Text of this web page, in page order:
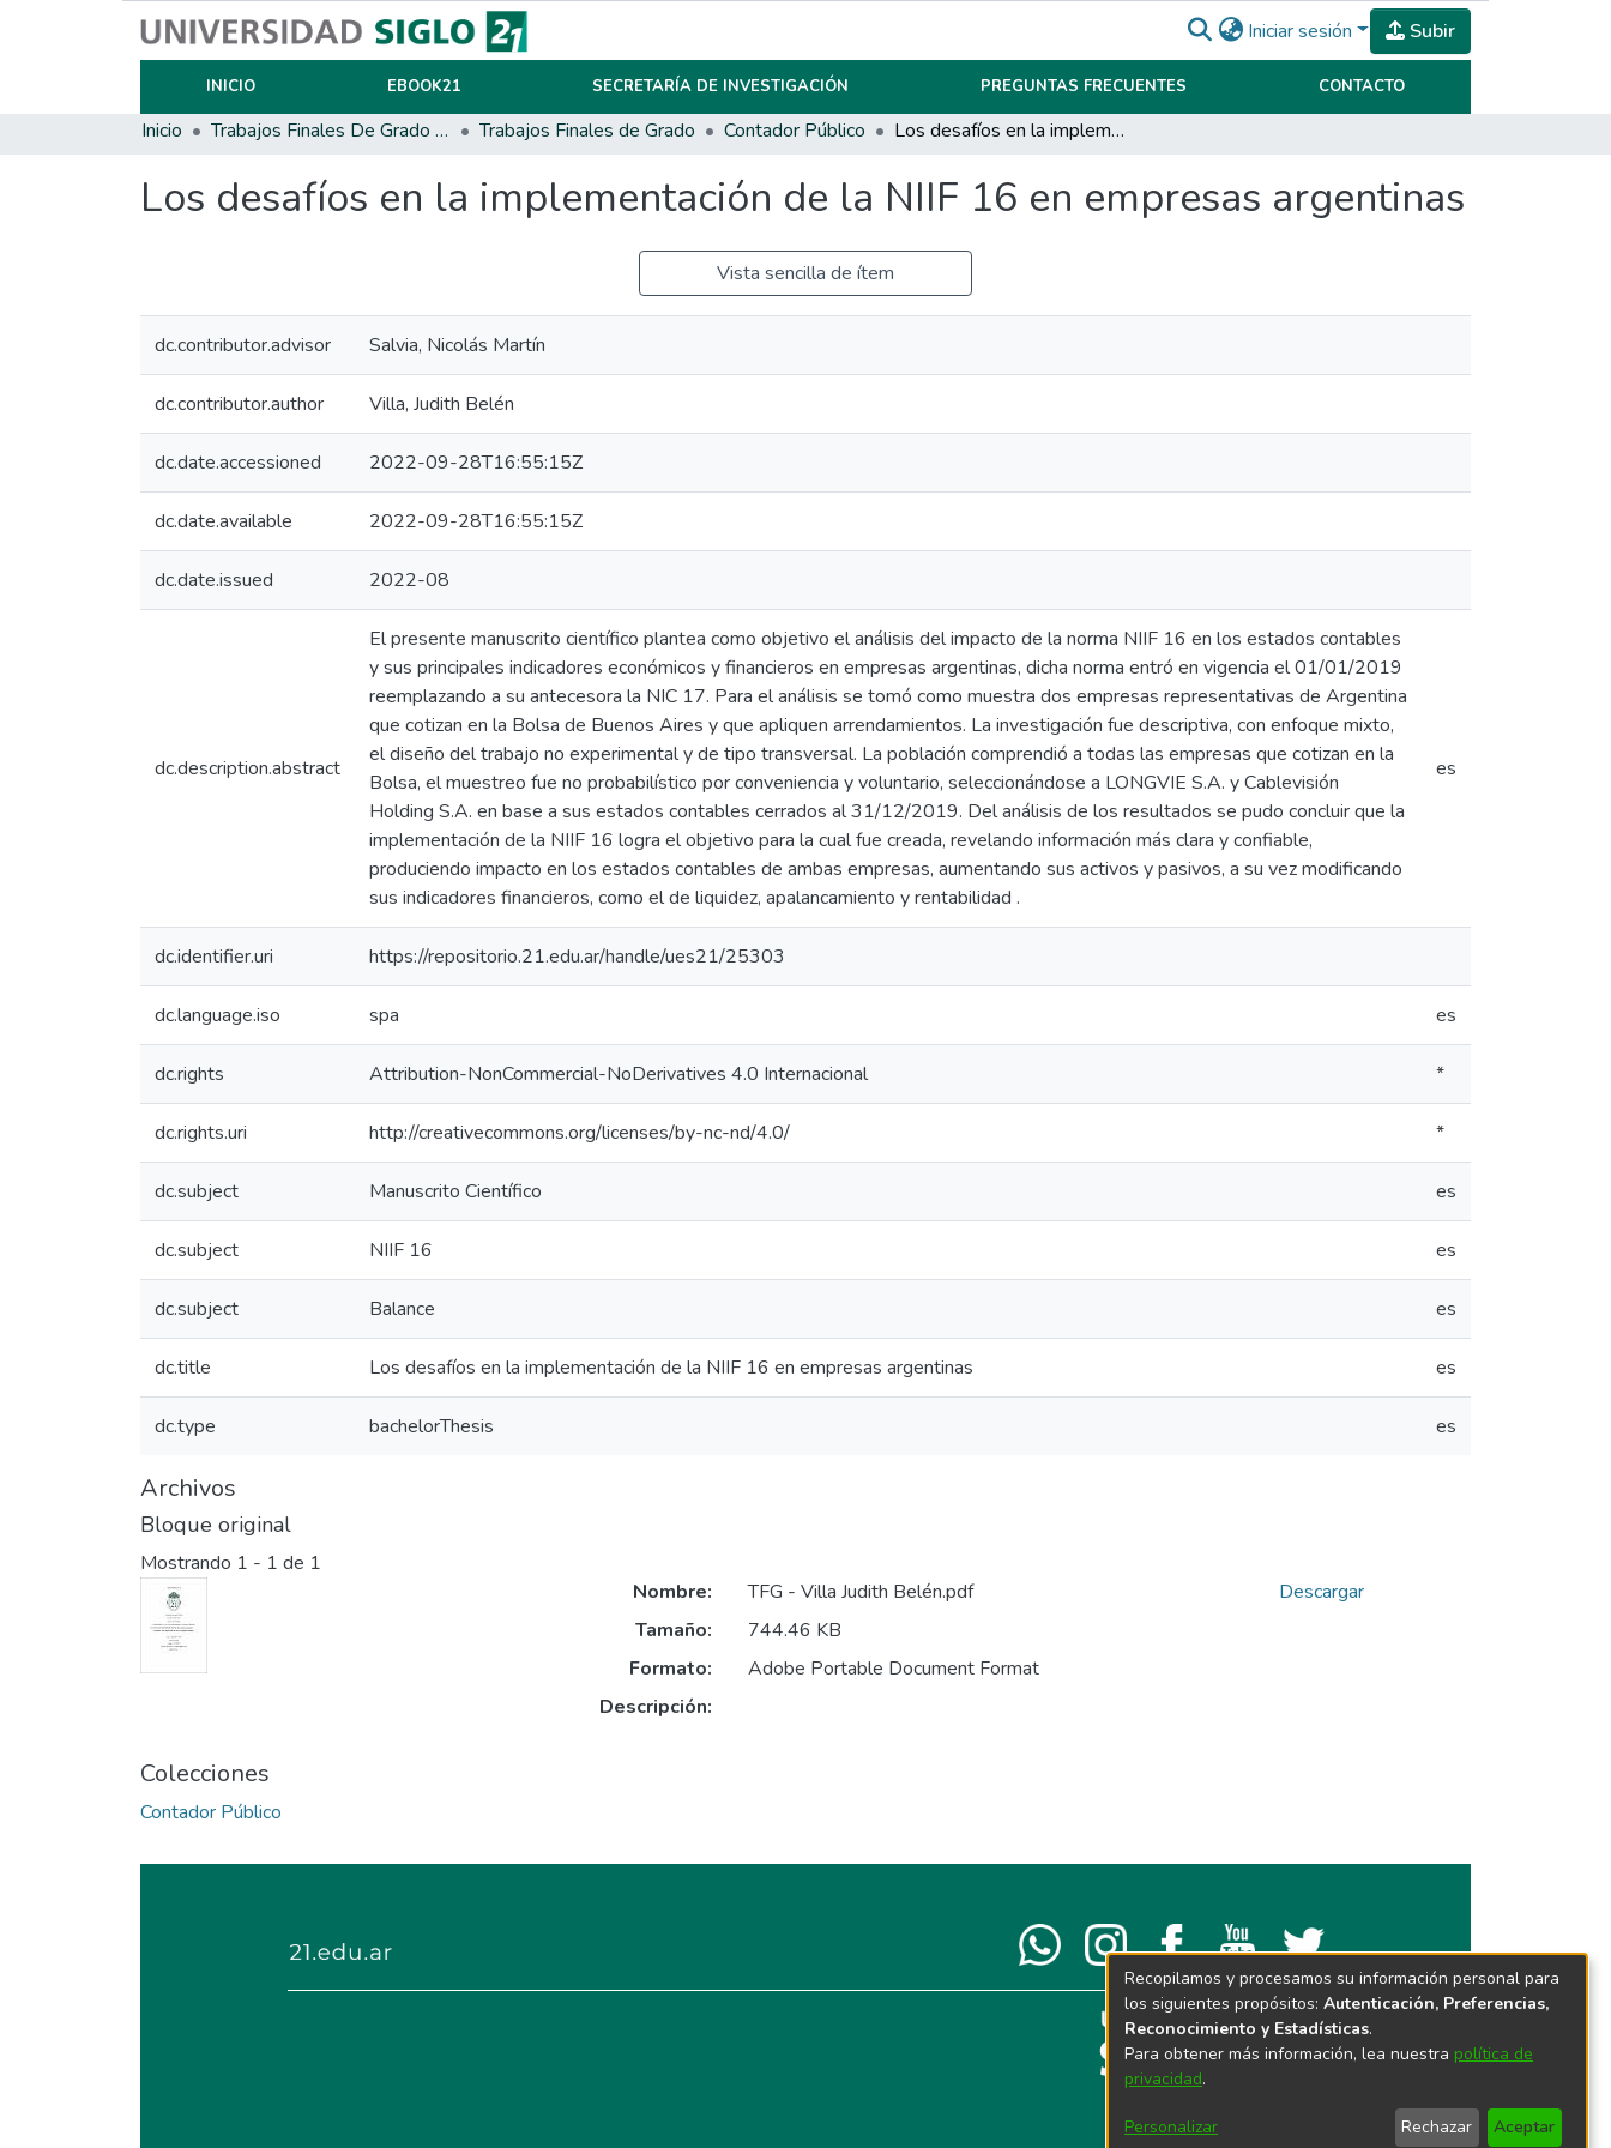
Iniciar sesión Subir
INICIO EBOOK21 SECRETARÍA DE INVESTIGACIÓN PREGUNTAS FRECUENTES CONTACTO
Inicio Trabajos Finales De Grado Y Posgrado Trabajos Finales de Grado Contador Público Los desafíos en la implementación de la NIIF 16 en empresas argentinas
Los desafíos en la implementación de la NIIF 16 en empresas argentinas
Vista sencilla de ítem
dc.contributor.advisor Salvia, Nicolás Martín
dc.contributor.author Villa, Judith Belén
dc.date.accessioned 2022-09-28T16:55:15Z
dc.date.available 2022-09-28T16:55:15Z
dc.date.issued 2022-08
dc.description.abstract
El presente manuscrito científico plantea como objetivo el análisis del impacto de la norma NIIF 16 en los estados contables
y sus principales indicadores económicos y financieros en empresas argentinas, dicha norma entró en vigencia el 01/01/2019
reemplazando a su antecesora la NIC 17. Para el análisis se tomó como muestra dos empresas representativas de Argentina
que cotizan en la Bolsa de Buenos Aires y que apliquen arrendamientos. La investigación fue descriptiva, con enfoque mixto,
el diseño del trabajo no experimental y de tipo transversal. La población comprendió a todas las empresas que cotizan en la
Bolsa, el muestreo fue no probabilístico por conveniencia y voluntario, seleccionándose a LONGVIE S.A. y Cablevisión
Holding S.A. en base a sus estados contables cerrados al 31/12/2019. Del análisis de los resultados se pudo concluir que la
implementación de la NIIF 16 logra el objetivo para la cual fue creada, revelando información más clara y confiable,
produciendo impacto en los estados contables de ambas empresas, aumentando sus activos y pasivos, a su vez modificando
sus indicadores financieros, como el de liquidez, apalancamiento y rentabilidad .
es
dc.identifier.uri https://repositorio.21.edu.ar/handle/ues21/25303
dc.language.iso spa es
dc.rights Attribution-NonCommercial-NoDerivatives 4.0 Internacional *
dc.rights.uri http://creativecommons.org/licenses/by-nc-nd/4.0/ *
dc.subject Manuscrito Científico es
dc.subject NIIF 16 es
dc.subject Balance es
dc.title Los desafíos en la implementación de la NIIF 16 en empresas argentinas es
dc.type bachelorThesis es
Archivos
Bloque original
Mostrando 1 - 1 de 1
Nombre:
TFG - Villa Judith Belén.pdf
Tamaño:
744.46 KB
Formato:
Adobe Portable Document Format
Descripción:
Descargar
Colecciones
Contador Público
Recopilamos y procesamos su información personal para
los siguientes propósitos: Autenticación, Preferencias,
Reconocimiento y Estadísticas.
Para obtener más información, lea nuestra política de
privacidad.
Personalizar Rechazar Aceptar